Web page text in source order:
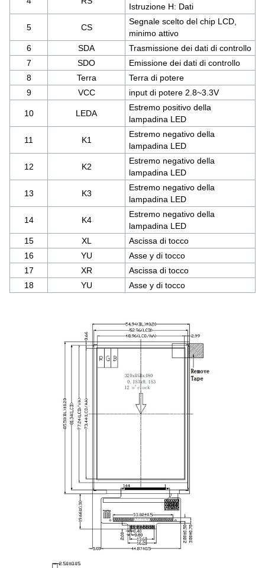
Istruzione H: Dati
5 CS
Segnale scelto del chip LCD,
minimo attivo
6
SDA
Trasmissione dei dati di controllo
7
SDO
Emissione dei dati di controllo
8
Terra
Terra di potere
9
VCC input di potere 2.8~3.3V
10 LEDA
Estremo positivo della
lampadina LED
11 K1
Estremo negativo della
lampadina LED
12 K2
Estremo negativo della
lampadina LED
13 K3
Estremo negativo della
lampadina LED
14 K4
Estremo negativo della
lampadina LED
15
XL
Ascissa di tocco
16
YU
Asse y di tocco
17
XR
Ascissa di tocco
18
YU Asse y di tocco